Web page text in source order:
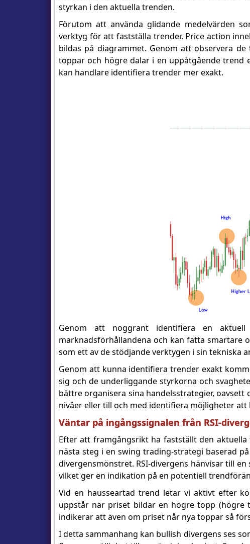
styrkan i den aktuella trenden.
Förutom att använda glidande medelvärden
verktyg för att fastställa trender. Price action
bildas på diagrammet. Genom att observera
toppar och högre dalar i en uppåtgående trend
kan handlare identifiera trender mer exakt.
Genom att noggrant identifiera en
marknadsförhållandena och kan fatta smartare
som ett av de stödjande verktygen i sin tekniska
Genom att kunna identifiera trender exakt
sig och de underliggande styrkorna och
bättre organisera sina handelsstrategier,
nivåer eller till och med identifiera möjligheter
Väntar på ingångssignalen från RSI-
Efter att framgångsrikt ha fastställt den
nästa steg i en swing trading-strategi baserad
divergensmönstret. RSI-divergens hänvisar till
vilket ger en indikation på en potentiell
Vid en hausseartad trend letar vi aktivt efter
uppstår när priset bildar en högre topp (högre
indikerar att även om priset når nya toppar så
I detta sammanhang kan bullish divergens ses